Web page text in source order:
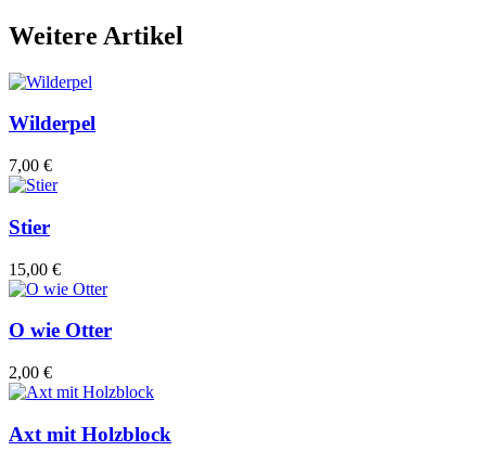
Weitere Artikel
Wilderpel
7,00 €
Stier
15,00 €
O wie Otter
2,00 €
Axt mit Holzblock